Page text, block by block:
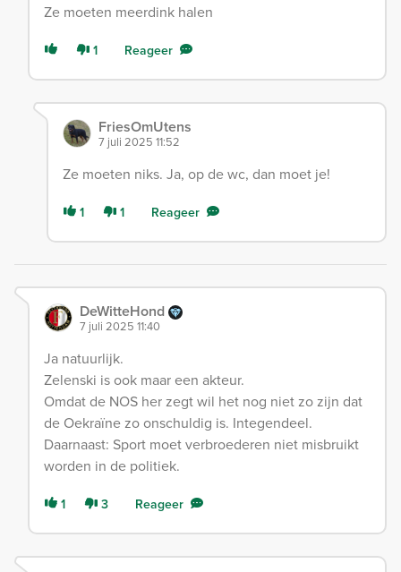
Ze moeten meerdink halen
1 Reageer
FriesOmUtens
7 juli 2025 11:52
Ze moeten niks. Ja, op de wc, dan moet je!
1 1 Reageer
DeWitteHond
7 juli 2025 11:40
Ja natuurlijk.
Zelenski is ook maar een akteur.
Omdat de NOS her zegt wil het nog niet zo zijn dat
de Oekraïne zo onschuldig is. Integendeel.
Daarnaast: Sport moet verbroederen niet misbruikt
worden in de politiek.
1 3 Reageer